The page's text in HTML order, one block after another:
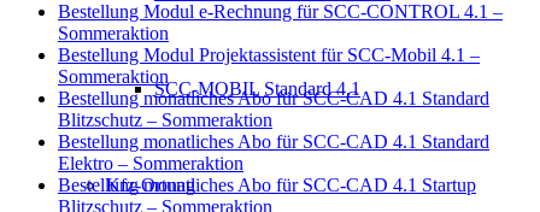
SCC-MOBIL Standard 4.1
Kfz-Ortung
Bestellung Modul e-Rechnung für SCC-CONTROL 4.1 –
Sommeraktion
Bestellung Modul Projektassistent für SCC-Mobil 4.1 –
Sommeraktion
Bestellung monatliches Abo für SCC-CAD 4.1 Standard
Blitzschutz – Sommeraktion
Bestellung monatliches Abo für SCC-CAD 4.1 Standard
Elektro – Sommeraktion
Bestellung monatliches Abo für SCC-CAD 4.1 Startup
Blitzschutz – Sommeraktion